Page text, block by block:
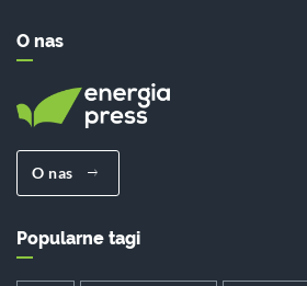
O nas
O nas
Popularne tagi